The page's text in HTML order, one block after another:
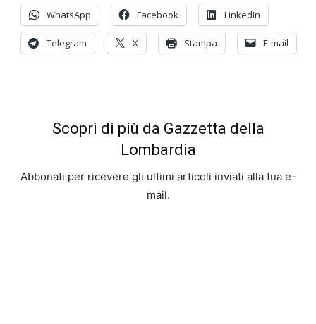
WhatsApp Facebook LinkedIn
Telegram X Stampa E-mail
Scopri di più da Gazzetta della
Lombardia
Abbonati per ricevere gli ultimi articoli inviati alla tua e-
mail.